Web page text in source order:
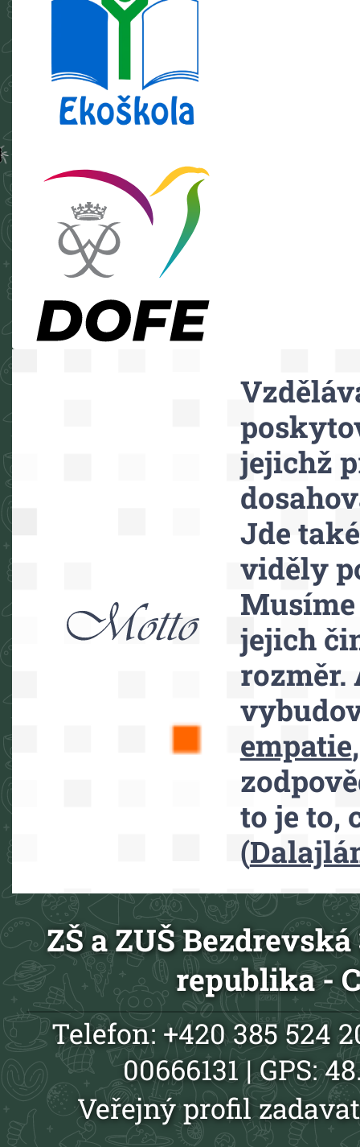
jejichž
Jde
viděly
jejich
rozměr.
empatie
to je to,
(
ZŠ a ZUŠ
republika -
Telefon: +420 385 524
00666131 | GPS:
Veřejný profil